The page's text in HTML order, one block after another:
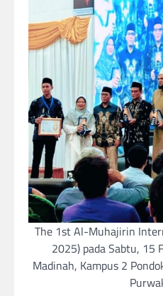
The 1st Al-Muhajirin
2025) pada Sabtu, 15
Madinah, Kampus 2